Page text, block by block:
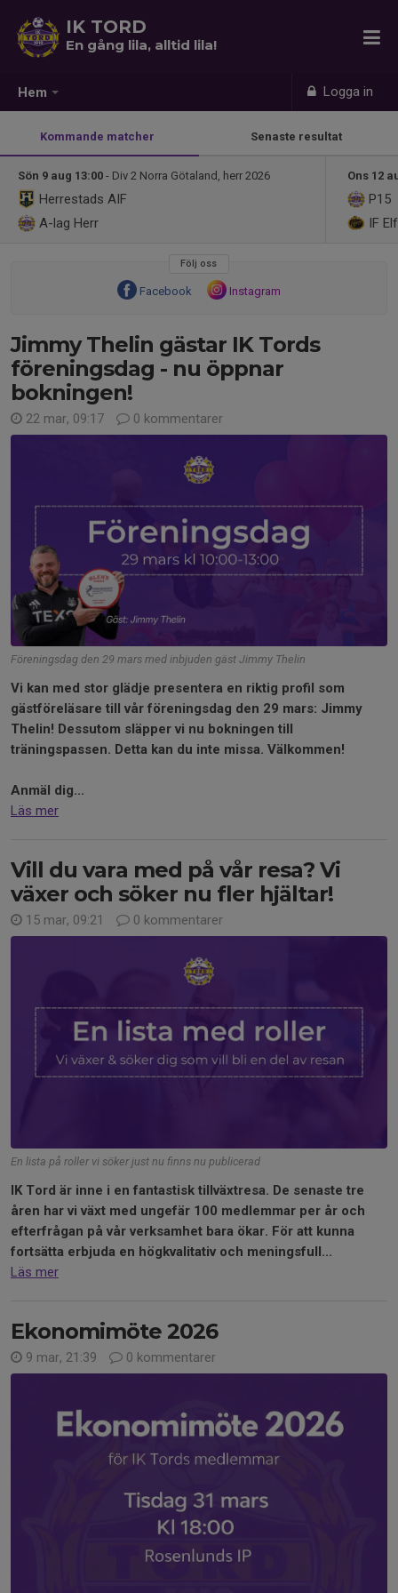
Hem Logga in
IK TORD
En gång lila, alltid lila!
Kommande matcher Senaste resultat
Sön 9 aug 13:00 - Div 2 Norra Götaland, herr 2026
Herrestads AIF
A-lag Herr
Ons 12
P15
IF
Följ oss
Facebook Instagram
Jimmy Thelin gästar IK Tords
föreningsdag - nu öppnar
bokningen!
22 mar, 09:17 0 kommentarer
Föreningsdag den 29 mars med inbjuden gäst Jimmy Thelin
Vi kan med stor glädje presentera en riktig profil som
gästföreläsare till vår föreningsdag den 29 mars: Jimmy
Thelin! Dessutom släpper vi nu bokningen till
träningspassen. Detta kan du inte missa. Välkommen!
Anmäl dig...
Läs mer
Vill du vara med på vår resa? Vi
växer och söker nu fler hjältar!
15 mar, 09:21 0 kommentarer
En lista på roller vi söker just nu finns nu publicerad
IK Tord är inne i en fantastisk tillväxtresa. De senaste tre
åren har vi växt med ungefär 100 medlemmar per år och
efterfrågan på vår verksamhet bara ökar. För att kunna
fortsätta erbjuda en högkvalitativ och meningsfull...
Läs mer
Ekonomimöte 2026
9 mar, 21:39 0 kommentarer